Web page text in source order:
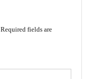
Required fields are